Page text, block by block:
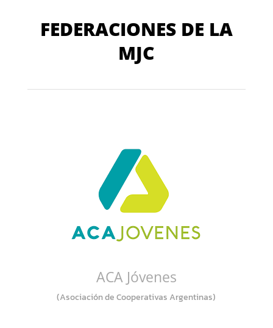
FEDERACIONES DE LA
MJC
ACA Jóvenes
(Asociación de Cooperativas Argentinas)